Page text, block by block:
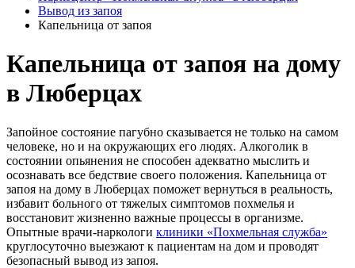
Вывод из запоя
Капельница от запоя
Капельница от запоя на дому
в Люберцах
Запойное состояние пагубно сказывается не только на самом
человеке, но и на окружающих его людях. Алкоголик в
состоянии опьянения не способен адекватно мыслить и
осознавать все бедствие своего положения. Капельница от
запоя на дому в Люберцах поможет вернуться в реальность,
избавит больного от тяжелых симптомов похмелья и
восстановит жизненно важные процессы в организме.
Опытные врачи-наркологи клиники «Похмельная служба»
круглосуточно выезжают к пациентам на дом и проводят
безопасный вывод из запоя.